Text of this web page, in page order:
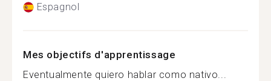
Espagnol
Mes objectifs d'apprentissage
Eventualmente quiero hablar como nativo...